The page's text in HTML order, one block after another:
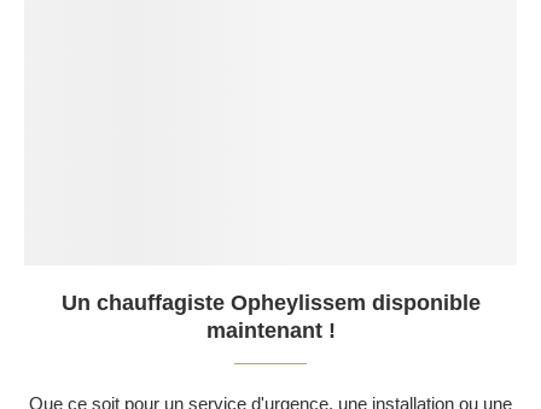
Un chauffagiste Opheylissem disponible
maintenant !
Que ce soit pour un service d'urgence, une installation ou une